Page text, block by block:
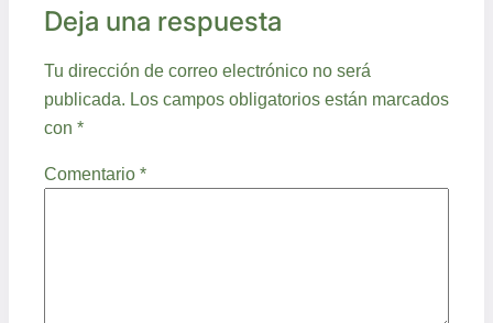
Deja una respuesta
Tu dirección de correo electrónico no será
publicada. Los campos obligatorios están marcados
con *
Comentario *